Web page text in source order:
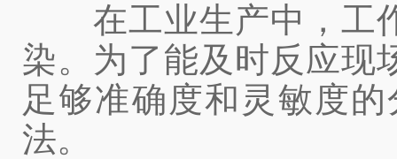
在工业生产中，工作
染。为了能及时反应现
足够准确度和灵敏度
法。